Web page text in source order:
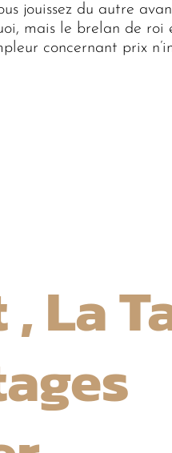
jouissez du autre
mais le brelan de roi
concernant prix
La